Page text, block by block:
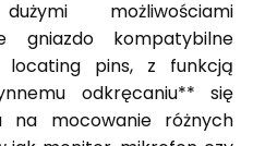
możliwościami
gniazdo kompatybilne
locating pins, z funkcją
odkręcaniu** się
na mocowanie różnych